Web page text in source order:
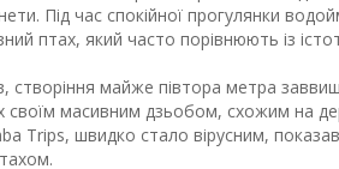
Під час спокійної прогулянки
птах, який часто порівнюють із
створіння майже півтора метра
масивним дзьобом, схожим на
Trips, швидко стало вірусним,